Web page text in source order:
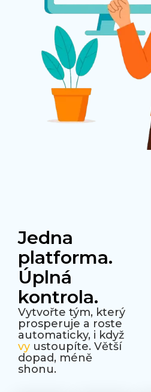
Jedna
platforma.
Úplná
kontrola.
Vytvořte tým, který
prosperuje a roste
automaticky, i když
vy ustoupíte. Větší
dopad, méně
shonu.